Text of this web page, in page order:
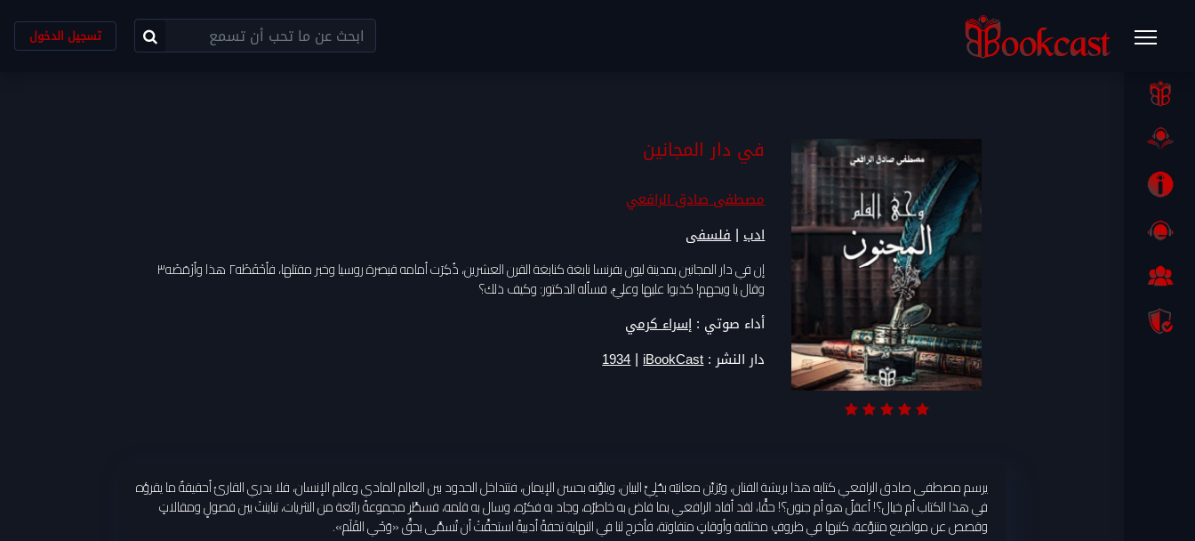
تسجيل الدخول
في دار المجانين
مصطفى صادق الرافعي
ادب|فلسفى
إن في دار المجانين بمدينة ليون بفرنسا نابغة كنابغة القرن العشرين، ذُكِرَت أمامه قيصرة روسيا وخبر مقتلها، فأحْفَظَه٢ هذا وأرْمَضَه٣
وقال يا ويحهم! كذبوا عليها وعليَّ، فسأله الدكتور: وكيف ذلك؟
أداء صوتي : إسراء كرمي
دار النشر :iBookCast
|
1934
يرسم مصطفى صادق الرافعي كتابه هذا بريشة الفنان، ويُزيِّن معانيَه بحُلِيِّ البيان، ويلوِّنه بحسن الإيمان، فتتداخل الحدود بين العالم المادي وعالم الإنسان، فلا يدري القارئ أحقيقةٌ ما يقرؤه
في هذا الكتاب أم خيال؟! أعقلٌ هو أم جنون؟! حقًّا، لقد أفاد الرافعي بما فاض به خاطرُه، وجاد به فكرُه، وسال به قلمه، فسطَّر مجموعةً رائعة من النثريات، تباينتْ بين فصولٍ ومقالاتٍ
وقصص عن مواضيع متنوِّعة، كتبها في ظروفٍ مختلفة وأوقاتٍ متفاوتة، فأخرج لنا في النهاية تحفةً أدبيةً استحقَّتْ أن تُسمَّى بحقٍّ «وَحْي القَلَم».